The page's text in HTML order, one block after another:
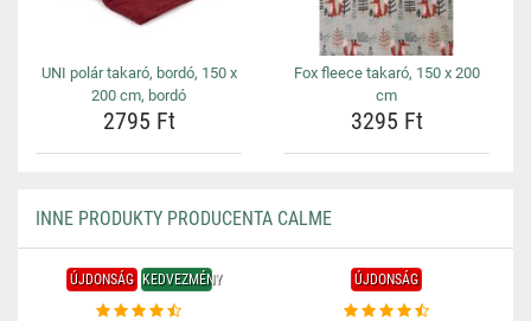
UNI polár takaró, bordó, 150 x
200 cm, bordó
2795 Ft
Fox fleece takaró, 150 x 200
cm
3295 Ft
INNE PRODUKTY PRODUCENTA CALME
ÚJDONSÁG KEDVEZMÉNY ÚJDONSÁG